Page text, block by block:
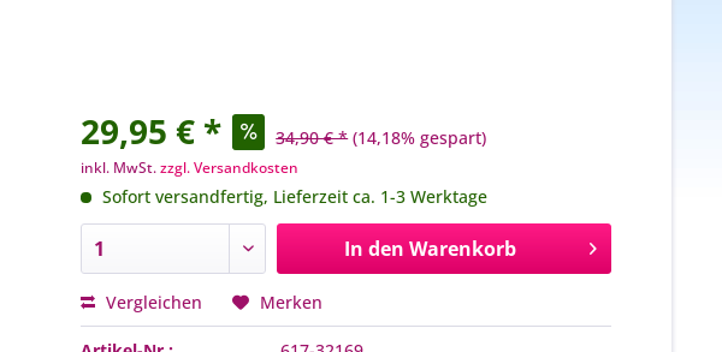
29,95 € * 34,90 € * (14,18% gespart)
inkl. MwSt.zzgl. Versandkosten
Sofort versandfertig, Lieferzeit ca. 1-3 Werktage
In den Warenkorb
Vergleichen Merken